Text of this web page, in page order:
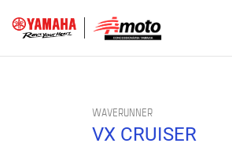
WAVERUNNER
VX CRUISER